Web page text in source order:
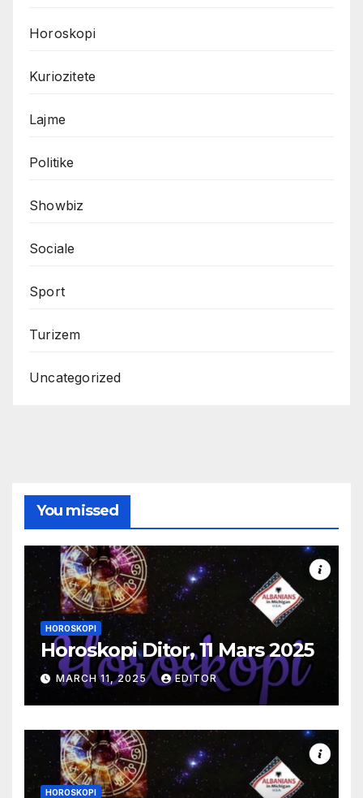
Horoskopi
Kuriozitete
Lajme
Politike
Showbiz
Sociale
Sport
Turizem
Uncategorized
You missed
HOROSKOPI
Horoskopi Ditor, 11 Mars 2025
MARCH 11, 2025 EDITOR
HOROSKOPI